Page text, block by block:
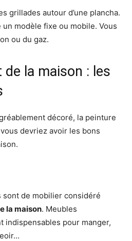
grillades autour d’une plancha.
modèle fixe ou mobile. Vous
ou du gaz.
la maison : les
décoré, la peinture
devriez avoir les bons
sont de mobilier considéré
la maison. Meubles
indispensables pour manger,